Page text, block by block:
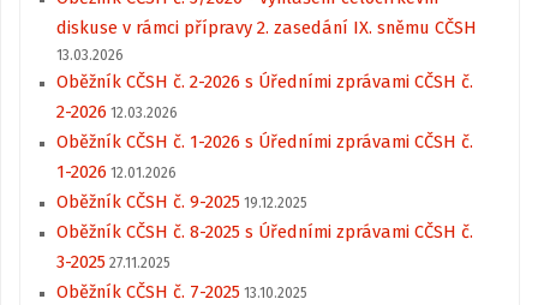
diskuse v rámci přípravy 2. zasedání IX. sněmu CČSH
13.03.2026
Oběžník CČSH č. 2-2026 s Úředními zprávami CČSH č.
2-2026 12.03.2026
Oběžník CČSH č. 1-2026 s Úředními zprávami CČSH č.
1-2026 12.01.2026
Oběžník CČSH č. 9-2025 19.12.2025
Oběžník CČSH č. 8-2025 s Úředními zprávami CČSH č.
3-2025 27.11.2025
Oběžník CČSH č. 7-2025 13.10.2025